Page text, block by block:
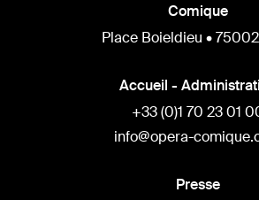
Comique
Place Boieldieu •
Accueil -
+33 (0)1 70 23 01
info@opera-
Presse